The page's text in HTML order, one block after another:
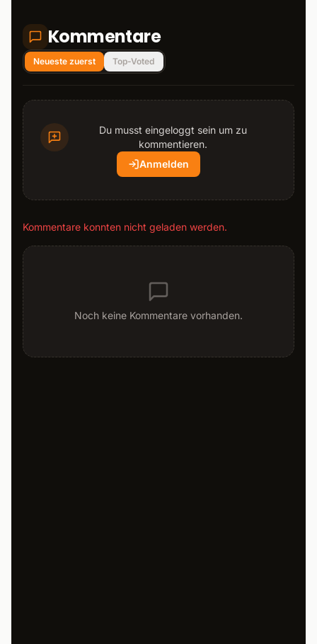
Kommentare
Neueste zuerst Top-Voted
Du musst eingeloggt sein um zu
kommentieren.
Anmelden
Kommentare konnten nicht geladen werden.
Noch keine Kommentare vorhanden.